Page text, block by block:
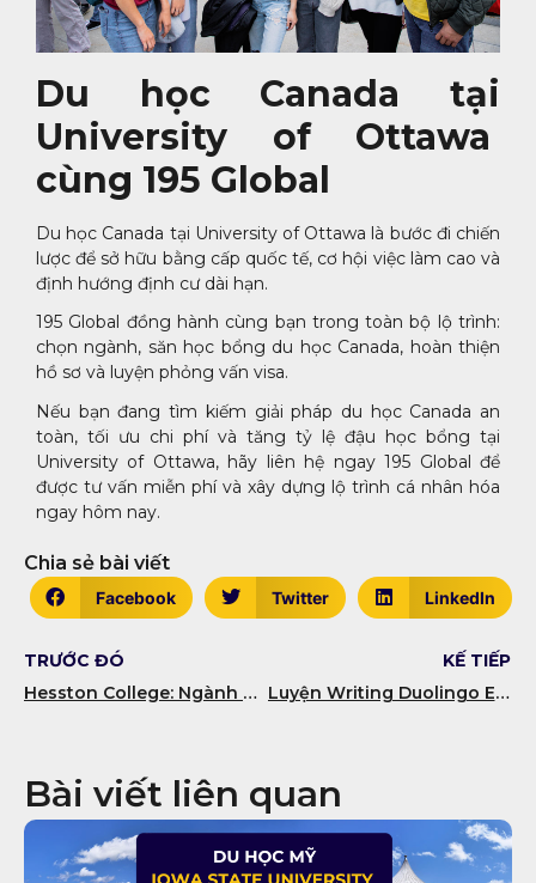
Du học Canada tại
University of Ottawa
cùng 195 Global
Du học Canada tại University of Ottawa là bước đi chiến
lược để sở hữu bằng cấp quốc tế, cơ hội việc làm cao và
định hướng định cư dài hạn.
195 Global đồng hành cùng bạn trong toàn bộ lộ trình:
chọn ngành, săn học bổng du học Canada, hoàn thiện
hồ sơ và luyện phỏng vấn visa.
Nếu bạn đang tìm kiếm giải pháp du học Canada an
toàn, tối ưu chi phí và tăng tỷ lệ đậu học bổng tại
University of Ottawa, hãy liên hệ ngay 195 Global để
được tư vấn miễn phí và xây dựng lộ trình cá nhân hóa
ngay hôm nay.
Chia sẻ bài viết
Facebook Twitter LinkedIn
TRƯỚC ĐÓ
Hesston College: Ngành học, chi phí và lộ trình du học Mỹ
KẾ TIẾP
Luyện Writing Duolingo English Test với AI có thật sự khả thi?
Bài viết liên quan